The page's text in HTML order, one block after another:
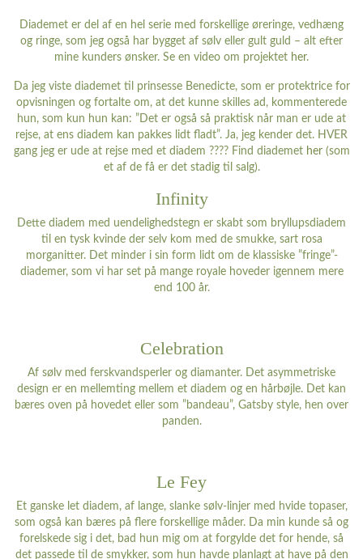
Diademet er del af en hel serie med forskellige øreringe, vedhæng
og ringe, som jeg også har bygget af sølv eller gult guld – alt efter
mine kunders ønsker. Se en video om projektet her.
Da jeg viste diademet til prinsesse Benedicte, som er protektrice for
opvisningen og fortalte om, at det kunne skilles ad, kommenterede
hun, som kun hun kan: ”Det er også så praktisk når man er ude at
rejse, at ens diadem kan pakkes lidt fladt”. Ja, jeg kender det. HVER
gang jeg er ude at rejse med et diadem ???? Find diademet her (som
et af de få er det stadig til salg).
Infinity
Dette diadem med uendelighedstegn er skabt som bryllupsdiadem
til en tysk kvinde der selv kom med de smukke, sart rosa
morganitter. Det minder i sin form lidt om de klassiske ”fringe”-
diademer, som vi har set på mange royale hoveder igennem mere
end 100 år.
Celebration
Af sølv med ferskvandsperler og diamanter. Det asymmetriske
design er en mellemting mellem et diadem og en hårbøjle. Det kan
bæres oven på hovedet eller som ”bandeau”, Gatsby style, hen over
panden.
Le Fey
Et ganske let diadem, af lange, slanke sølv-linjer med hvide topaser,
som også kan bæres på flere forskellige måder. Da min kunde så og
forelskede sig i det, bad hun mig om at forgylde det for hende, så
det passede til de smykker, som hun havde planlagt at have på den